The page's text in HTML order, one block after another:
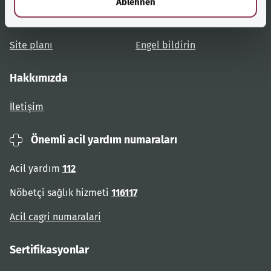
Kullanıcı talimatları
Site planı
Engelsiz erişim
Engel bildirin
Hakkımızda
İletişim
Önemli acil yardım numaraları
Acil yardım 112
Nöbetçi sağlık hizmeti 116117
Acil cagri numaralari
Sertifikasyonlar